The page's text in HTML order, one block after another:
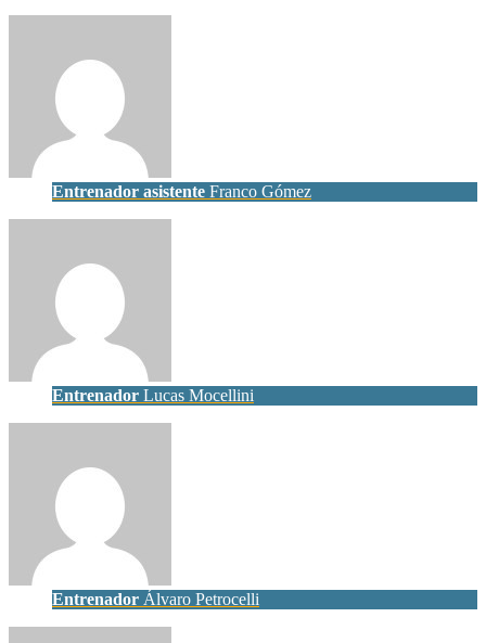
Entrenador asistente Franco Gómez
Entrenador Lucas Mocellini
Entrenador Álvaro Petrocelli